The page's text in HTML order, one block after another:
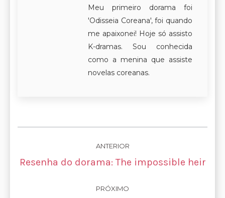
Meu primeiro dorama foi
'Odisseia Coreana', foi quando
me apaixonei! Hoje só assisto
K-dramas. Sou conhecida
como a menina que assiste
novelas coreanas.
de
ANTERIOR
Post
Resenha do dorama: The impossible heir
PRÓXIMO